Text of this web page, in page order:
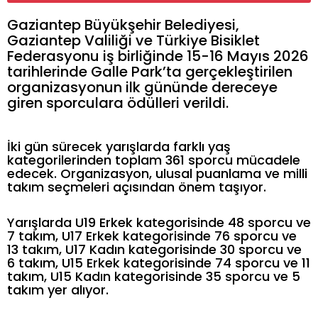
Gaziantep Büyükşehir Belediyesi,
Gaziantep Valiliği ve Türkiye Bisiklet
Federasyonu iş birliğinde 15-16 Mayıs 2026
tarihlerinde Galle Park’ta gerçekleştirilen
organizasyonun ilk gününde dereceye
giren sporculara ödülleri verildi.
İki gün sürecek yarışlarda farklı yaş
kategorilerinden toplam 361 sporcu mücadele
edecek. Organizasyon, ulusal puanlama ve milli
takım seçmeleri açısından önem taşıyor.
Yarışlarda U19 Erkek kategorisinde 48 sporcu ve
7 takım, U17 Erkek kategorisinde 76 sporcu ve
13 takım, U17 Kadın kategorisinde 30 sporcu ve
6 takım, U15 Erkek kategorisinde 74 sporcu ve 11
takım, U15 Kadın kategorisinde 35 sporcu ve 5
takım yer alıyor.